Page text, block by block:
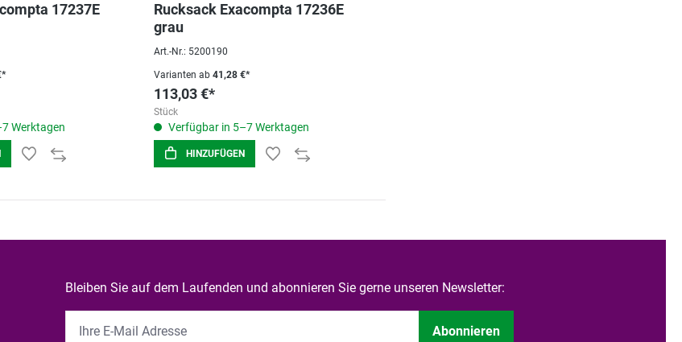
17237E
Werktagen
Rucksack Exacompta 17236E
grau
Art.-Nr.: 5200190
Varianten ab 41,28 €*
113,03 €*
Stück
Verfügbar in 5–7 Werktagen
HINZUFÜGEN
Bleiben Sie auf dem Laufenden und abonnieren Sie gerne unseren Newsletter:
Abonnieren